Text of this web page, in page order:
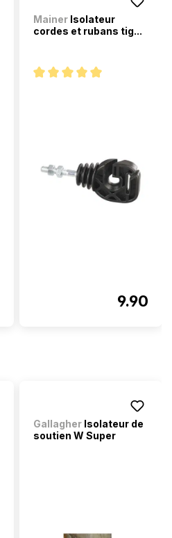
Mainer Isolateur
cordes et rubans tig...
9.90
Gallagher Isolateur de
soutien W Super